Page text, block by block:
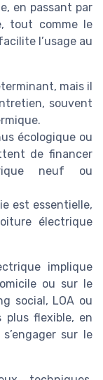
en passant par
tout comme le
l’usage au
mais il
souvent
écologique ou
de financer
neuf ou
est essentielle,
électrique
implique
ou sur le
social, LOA ou
plus flexible, en
sur le